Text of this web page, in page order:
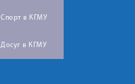
Спорт в КГМУ
Досуг в КГМУ